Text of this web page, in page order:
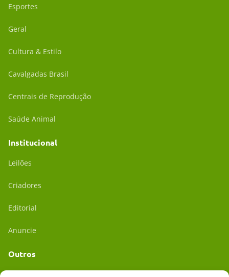
Esportes
Geral
Cultura & Estilo
Cavalgadas Brasil
Centrais de Reprodução
Saúde Animal
Institucional
Leilões
Criadores
Editorial
Anuncie
Outros